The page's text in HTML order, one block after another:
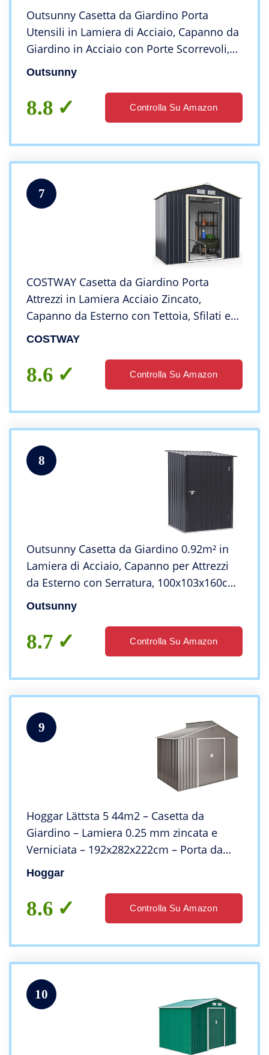
Outsunny Casetta da Giardino Porta
Utensili in Lamiera di Acciaio, Capanno da
Giardino in Acciaio con Porte Scorrevoli,
163x89x182cm, Nero
Outsunny
8.8 Controlla Su Amazon
7
COSTWAY Casetta da Giardino Porta
Attrezzi in Lamiera Acciaio Zincato,
Capanno da Esterno con Tettoia, Sfilati e
Ante Scorrevoli, Ideale per Cortile,
COSTWAY
8.6 Controlla Su Amazon
8
Outsunny Casetta da Giardino 0.92m² in
Lamiera di Acciaio, Capanno per Attrezzi
da Esterno con Serratura, 100x103x160cm,
Grigio
Outsunny
8.7 Controlla Su Amazon
9
Hoggar Lättsta 5 44m2 – Casetta da
Giardino – Lamiera 0.25 mm zincata e
Verniciata – 192x282x222cm – Porta da
1117×162 cm – con lucernario in
policarbonato
Hoggar
8.6 Controlla Su Amazon
10